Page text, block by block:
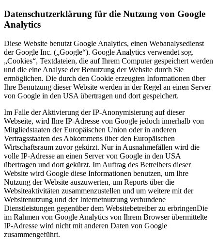
Datenschutzerklärung für die Nutzung von Google
Analytics
Diese Website benutzt Google Analytics, einen Webanalysedienst
der Google Inc. („Google“). Google Analytics verwendet sog.
„Cookies“, Textdateien, die auf Ihrem Computer gespeichert werden
und die eine Analyse der Benutzung der Website durch Sie
ermöglichen. Die durch den Cookie erzeugten Informationen über
Ihre Benutzung dieser Website werden in der Regel an einen Server
von Google in den USA übertragen und dort gespeichert.
Im Falle der Aktivierung der IP-Anonymisierung auf dieser
Webseite, wird Ihre IP-Adresse von Google jedoch innerhalb von
Mitgliedstaaten der Europäischen Union oder in anderen
Vertragsstaaten des Abkommens über den Europäischen
Wirtschaftsraum zuvor gekürzt. Nur in Ausnahmefällen wird die
volle IP-Adresse an einen Server von Google in den USA
übertragen und dort gekürzt. Im Auftrag des Betreibers dieser
Website wird Google diese Informationen benutzen, um Ihre
Nutzung der Website auszuwerten, um Reports über die
Websiteaktivitäten zusammenzustellen und um weitere mit der
Websitenutzung und der Internetnutzung verbundene
Dienstleistungen gegenüber dem Websitebetreiber zu erbringenDie
im Rahmen von Google Analytics von Ihrem Browser übermittelte
IP-Adresse wird nicht mit anderen Daten von Google
zusammengeführt.